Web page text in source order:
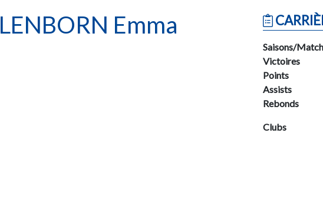
Emma
Saisons/
Victoires
Points
Assists
Rebonds
Clubs